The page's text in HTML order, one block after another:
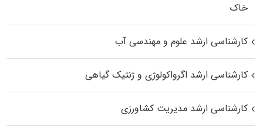
خاک
کارشناسی ارشد علوم و مهندسی آب
کارشناسی ارشد اگرواکولوژی و ژنتیک گیاهی
کارشناسی ارشد مدیریت کشاورزی